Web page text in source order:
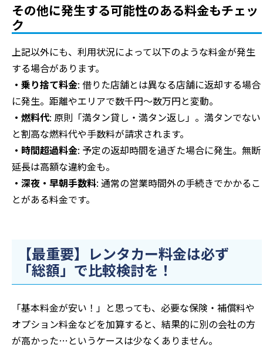
その他に発生する可能性のある料金もチェッ
ク
上記以外にも、利用状況によって以下のような料金が発生
する場合があります。
・乗り捨て料金: 借りた店舗とは異なる店舗に返却する場合
に発生。距離やエリアで数千円～数万円と変動。
・燃料代: 原則「満タン貸し・満タン返し」。満タンでない
と割高な燃料代や手数料が請求されます。
・時間超過料金: 予定の返却時間を過ぎた場合に発生。無断
延長は高額な違約金も。
・深夜・早朝手数料: 通常の営業時間外の手続きでかかるこ
とがある料金です。
【最重要】レンタカー料金は必ず
「総額」で比較検討を！
「基本料金が安い！」と思っても、必要な保険・補償料や
オプション料金などを加算すると、結果的に別の会社の方
が高かった…というケースは少なくありません。